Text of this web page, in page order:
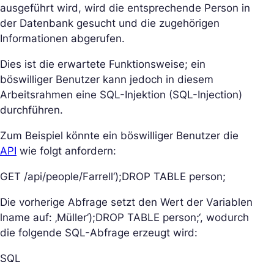
ausgeführt wird, wird die entsprechende Person in
der Datenbank gesucht und die zugehörigen
Informationen abgerufen.
Dies ist die erwartete Funktionsweise; ein
böswilliger Benutzer kann jedoch in diesem
Arbeitsrahmen eine SQL-Injektion (SQL-Injection)
durchführen.
Zum Beispiel könnte ein böswilliger Benutzer die
API wie folgt anfordern:
GET /api/people/Farrell‘);DROP TABLE person;
Die vorherige Abfrage setzt den Wert der Variablen
lname auf: ‚Müller‘);DROP TABLE person;‘, wodurch
die folgende SQL-Abfrage erzeugt wird:
SQL